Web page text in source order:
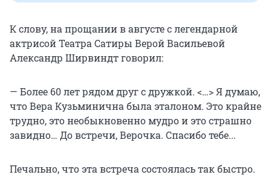
К слову, на прощании в августе с легендарной
актрисой Театра Сатиры Верой Васильевой
Александр Ширвиндт говорил:
— Более 60 лет рядом друг с дружкой. <…> Я думаю,
что Вера Кузьминична была эталоном. Это крайне
трудно, это необыкновенно мудро и это страшно
завидно… До встречи, Верочка. Спасибо тебе...
Печально, что эта встреча состоялась так быстро.